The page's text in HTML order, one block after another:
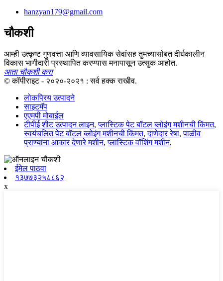
hanzyan179@gmail.com
चौकशी
आम्ही उत्कृष्ट गुणवत्ता आणि व्यावसायिक सेवांसह तुमच्यासोबत दीर्घकालीन
विकास भागीदारी प्रस्थापित करण्यास मनापासून उत्सुक आहोत.
आता चौकशी करा
© कॉपीराइट - २०२०-२०२१ : सर्व हक्क राखीव.
लोकप्रिय उत्पादने
साइटमॅप
एएमपी मोबाईल
टीपीई शीट उत्पादन लाइन,प्लास्टिक पेट बॉटल ब्लोइंग मशीनची किंमत,
स्वयंचलित पेट बॉटल ब्लोइंग मशीनची किंमत,दाणेदार रेषा,पाळीव
प्राण्यांना आकार देणारे मशीन,प्लास्टिक वॉशिंग मशीन,
ईमेल पाठवा
१३७७३२५८८६२
x